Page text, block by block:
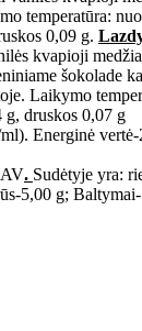
temperatūra:
0,09 g.
kvapioji
šokolade
Laikymo
druskos 0,07 g
Energinė vertė-
. Sudėtyje yra:
5,00 g;